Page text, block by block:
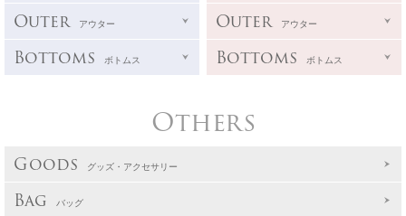
Outer アウター
Bottoms ボトムス
Outer アウター
Bottoms ボトムス
Others
Goods グッズ・アクセサリー
Bag バッグ